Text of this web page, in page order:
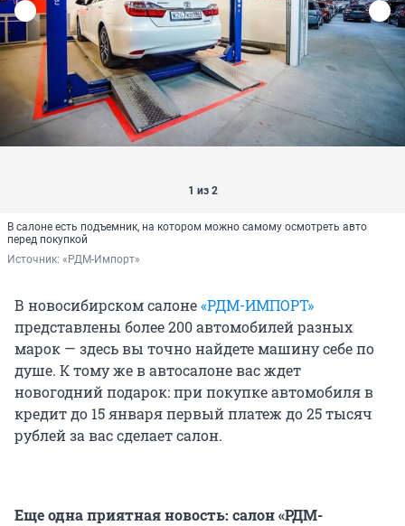
1 из 2
В салоне есть подъемник, на котором можно самому осмотреть авто
перед покупкой
Источник: «РДМ-Импорт»
В новосибирском салоне«РДМ-ИМПОРТ»
представлены более 200 автомобилей разных
марок — здесь вы точно найдете машину себе по
душе. К тому же в автосалоне вас ждет
новогодний подарок: при покупке автомобиля в
кредит до 15 января первый платеж до 25 тысяч
рублей за вас сделает салон.
Еще одна приятная новость: салон «РДМ-